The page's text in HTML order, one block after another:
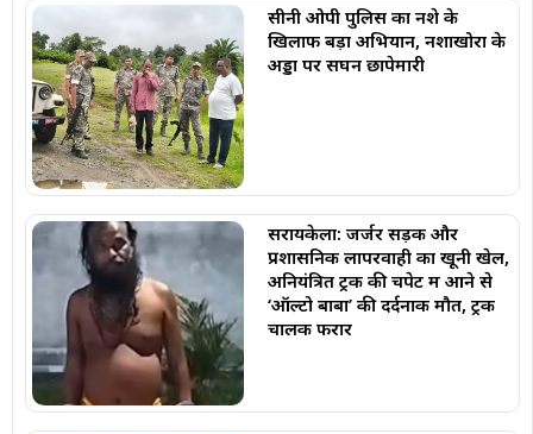
सीनी ओपी पुलिस का नशे के
खिलाफ बड़ा अभियान, नशाखोरों के
अड्डों पर सघन छापेमारी
सरायकेला: जर्जर सड़क और
प्रशासनिक लापरवाही का खूनी खेल,
अनियंत्रित ट्रक की चपेट में आने से
‘ऑल्टो बाबा’ की दर्दनाक मौत, ट्रक
चालक फरार